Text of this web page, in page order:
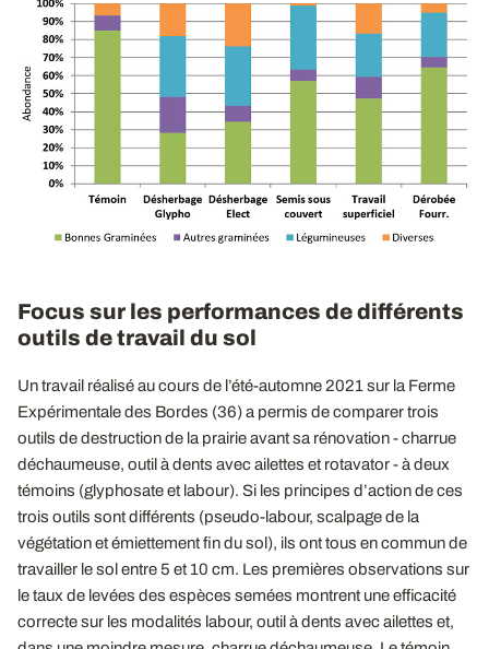
Focus sur les performances de différents
outils de travail du sol
Un travail réalisé au cours de l’été-automne 2021 sur la Ferme
Expérimentale des Bordes (36) a permis de comparer trois
outils de destruction de la prairie avant sa rénovation - charrue
déchaumeuse, outil à dents avec ailettes et rotavator - à deux
témoins (glyphosate et labour). Si les principes d’action de ces
trois outils sont différents (pseudo-labour, scalpage de la
végétation et émiettement fin du sol), ils ont tous en commun de
travailler le sol entre 5 et 10 cm. Les premières observations sur
le taux de levées des espèces semées montrent une efficacité
correcte sur les modalités labour, outil à dents avec ailettes et,